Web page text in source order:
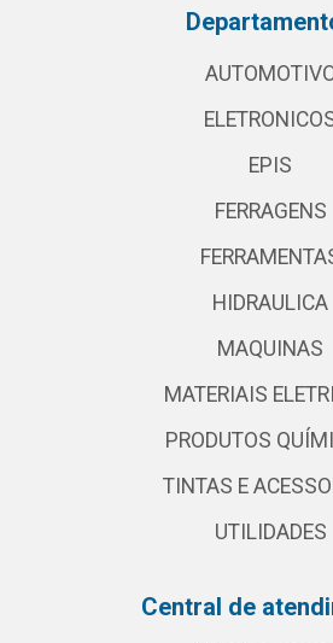
EPIS
FERRAGENS
HIDRAULICA
MAQUINAS
MATERIAIS
PRODUTOS
TINTAS E
UTILIDADES
Central de